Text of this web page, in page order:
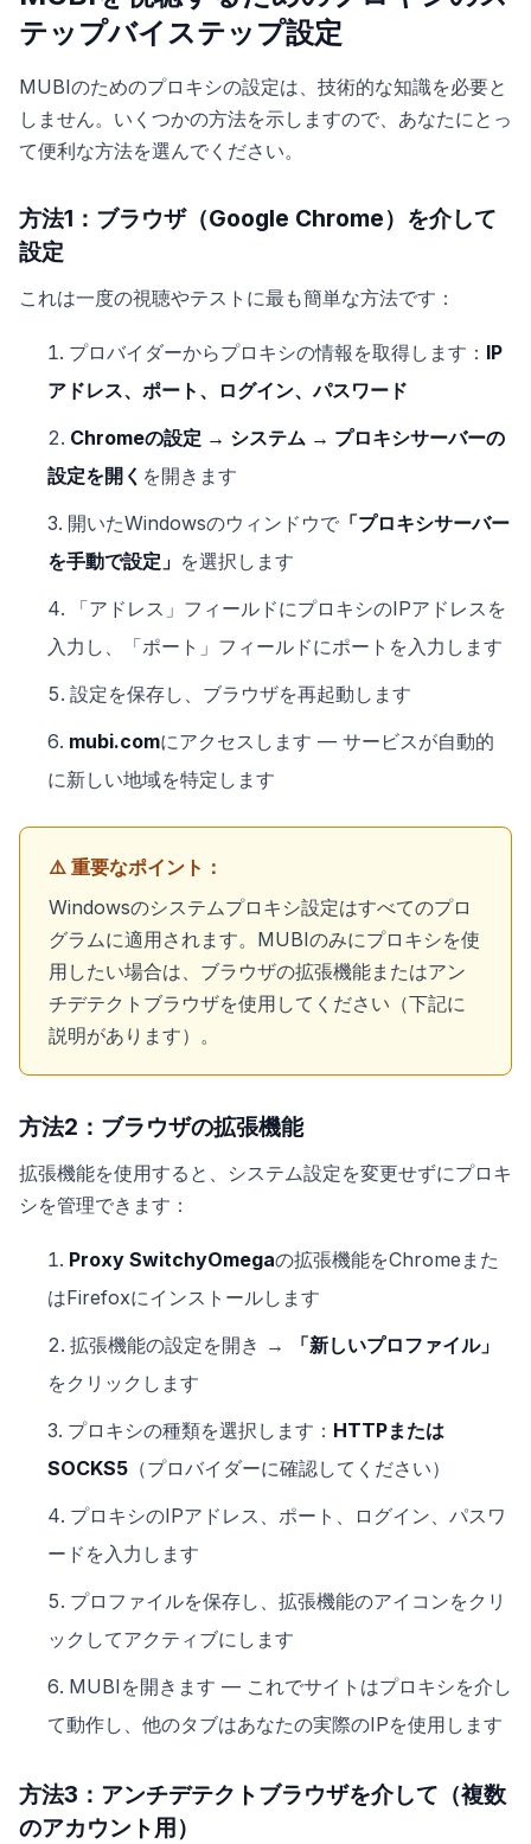
テップバイステップ設定
MUBIのためのプロキシの設定は、技術的な知識を必要と
しません。いくつかの方法を示しますので、あなたにとっ
て便利な方法を選んでください。
方法1：ブラウザ（Google Chrome）を介して
設定
これは一度の視聴やテストに最も簡単な方法です：
プロバイダーからプロキシの情報を取得します： IP
アドレス、ポート、ログイン、パスワード
Chromeの設定 → システム → プロキシサーバーの
設定を開く を開きます
開いたWindowsのウィンドウで 「プロキシサーバー
を手動で設定」 を選択します
「アドレス」フィールドにプロキシのIPアドレスを
入力し、「ポート」フィールドにポートを入力します
設定を保存し、ブラウザを再起動します
mubi.comにアクセスします — サービスが自動的
に新しい地域を特定します
⚠️ 重要なポイント：
Windowsのシステムプロキシ設定はすべてのプロ
グラムに適用されます。MUBIのみにプロキシを使
用したい場合は、ブラウザの拡張機能またはアン
チデテクトブラウザを使用してください（下記に
説明があります）。
方法2：ブラウザの拡張機能
拡張機能を使用すると、システム設定を変更せずにプロキ
シを管理できます：
Proxy SwitchyOmegaの拡張機能をChromeまた
はFirefoxにインストールします
拡張機能の設定を開き →
「新しいプロファイル」
をクリックします
プロキシの種類を選択します： HTTPまたは
SOCKS5 （プロバイダーに確認してください）
プロキシのIPアドレス、ポート、ログイン、パスワ
ードを入力します
プロファイルを保存し、拡張機能のアイコンをクリ
ックしてアクティブにします
MUBIを開きます — これでサイトはプロキシを介し
て動作し、他のタブはあなたの実際のIPを使用します
方法3：アンチデテクトブラウザを介して（複数
のアカウント用）